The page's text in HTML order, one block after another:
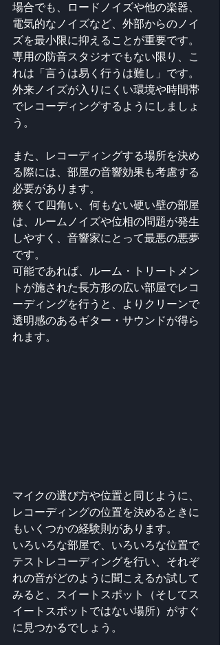
場合でも、ロードノイズや他の楽器、
電気的なノイズなど、外部からのノイ
ズを最小限に抑えることが重要です。
専用の防音スタジオでもない限り、こ
れは「言うは易く行うは難し」です。
外来ノイズが入りにくい環境や時間帯
でレコーディングするようにしましょ
う。
また、レコーディングする場所を決め
る際には、部屋の音響効果も考慮する
必要があります。
狭くて四角い、何もない硬い壁の部屋
は、ルームノイズや位相の問題が発生
しやすく、音響家にとって最悪の悪夢
です。
可能であれば、ルーム・トリートメン
トが施された長方形の広い部屋でレコ
ーディングを行うと、よりクリーンで
透明感のあるギター・サウンドが得ら
れます。
マイクの選び方や位置と同じように、
レコーディングの位置を決めるときに
もいくつかの経験則があります。
いろいろな部屋で、いろいろな位置で
テストレコーディングを行い、それぞ
れの音がどのように聞こえるか試して
みると、スイートスポット（そしてス
イートスポットではない場所）がすぐ
に見つかるでしょう。